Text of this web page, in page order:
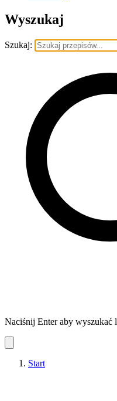
Wyszukaj
Szukaj:
Naciśnij Enter aby wyszukać
Start